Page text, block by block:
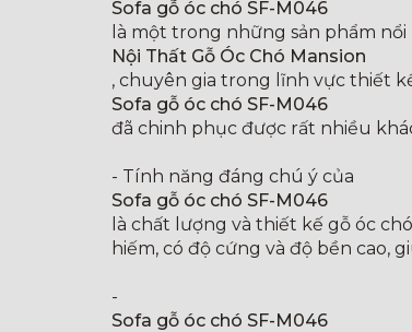
Sofa gỗ óc chó SF-M046
là một trong những sản phẩm
Nội Thất Gỗ Óc Chó Mansion
, chuyên gia trong lĩnh vực thiết
Sofa gỗ óc chó SF-M046
đã chinh phục được rất nhiều
- Tính năng đáng chú ý của
Sofa gỗ óc chó SF-M046
là chất lượng và thiết kế gỗ óc
hiếm, có độ cứng và độ bền cao,
-
Sofa gỗ óc chó SF-M046